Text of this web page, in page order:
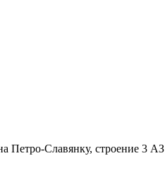
Петро-Славянку, строение 3 АЗ